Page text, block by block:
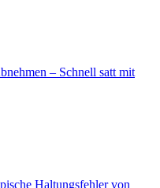
– Schnell satt mit
Haltungsfehler von